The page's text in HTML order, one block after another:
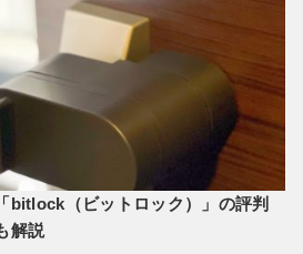
bitlock（ビットロック）」の評判
解説